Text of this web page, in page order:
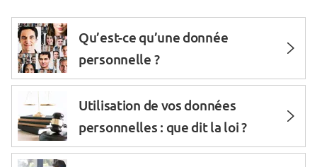
Qu’est-ce qu’une donnée
personnelle ?
Utilisation de vos données
personnelles : que dit la loi ?